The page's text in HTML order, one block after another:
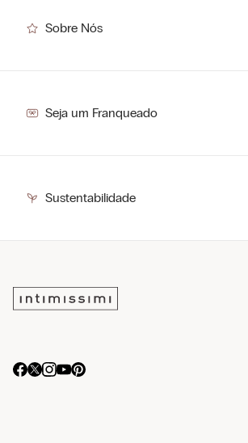
Sobre Nós
Seja um Franqueado
Sustentabilidade